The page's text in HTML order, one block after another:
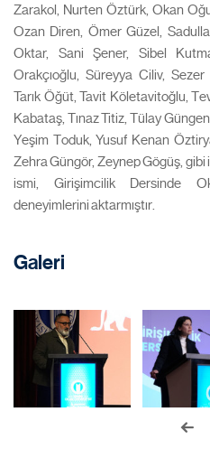
Zarakol, Nurten Öztürk, Okan
Ozan Diren, Ömer Güzel,
Oktar, Sani Şener, Sibel
Orakçıoğlu, Süreyya Ciliv,
Tarık Öğüt, Tavit Köletavitoğlu,
Kabataş, Tınaz Titiz, Tülay
Yeşim Toduk, Yusuf Kenan
Zehra Güngör, Zeynep Gögüş, gibi
ismi, Girişimcilik Dersinde
deneyimlerini aktarmıştır.
Galeri